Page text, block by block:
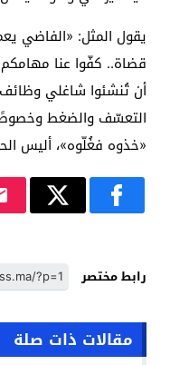
يقول المثل: «الفاضي
قضاة.. كفّوا عنا مهامكم
أن تُنشئوا شاغلي
التعسّف والضغط
«خذوه فغُلّوه»، أليس
رابط مختصر
مقالات ذات صلة